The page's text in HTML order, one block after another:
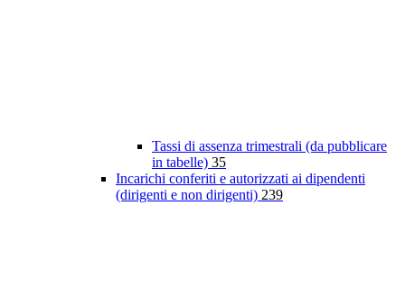
Tassi di assenza trimestrali (da pubblicare
in tabelle) 35
Incarichi conferiti e autorizzati ai dipendenti
(dirigenti e non dirigenti) 239